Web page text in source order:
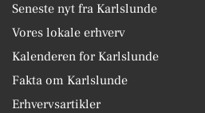
Seneste nyt fra Karlslunde
Vores lokale erhverv
Kalenderen for Karlslunde
Fakta om Karlslunde
Erhvervsartikler